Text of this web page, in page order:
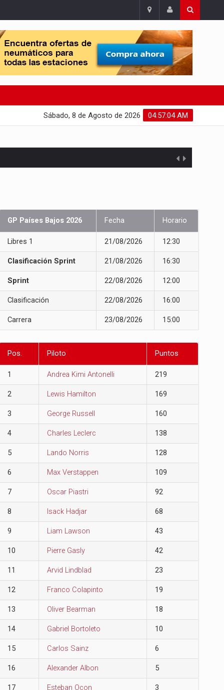
04:57:05 AM
Sábado, 8 de Agosto de 2026
GP Países Bajos 2026 Fecha Horario
Libres 1 21/08/2026 12:30
Clasificación Sprint 21/08/2026 16:30
Sprint 22/08/2026 12:00
Clasificación 22/08/2026 16:00
Carrera 23/08/2026 15:00
Pos. Piloto Puntos
1 Andrea Kimi Antonelli 219
2 Lewis Hamilton 169
3 George Russell 160
4 Charles Leclerc 138
5 Lando Norris 128
6 Max Verstappen 109
7 Oscar Piastri 92
8 Isack Hadjar 68
9 Liam Lawson 43
10 Pierre Gasly 42
11 Arvid Lindblad 23
12 Franco Colapinto 19
13 Oliver Bearman 18
14 Gabriel Bortoleto 10
15 Carlos Sainz 6
16 Alexander Albon 5
17 Esteban Ocon 3